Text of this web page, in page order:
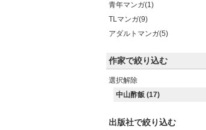
青年マンガ(1)
TLマンガ(9)
アダルトマンガ(5)
作家で絞り込む
選択解除
中山酢飯 (17)
出版社で絞り込む